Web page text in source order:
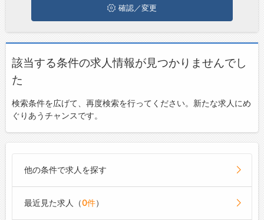
確認／変更
該当する条件の求人情報が見つかりませんでし
た
検索条件を広げて、再度検索を行ってください。新たな求人にめ
ぐりあうチャンスです。
他の条件で求人を探す
最近見た求人（0件）